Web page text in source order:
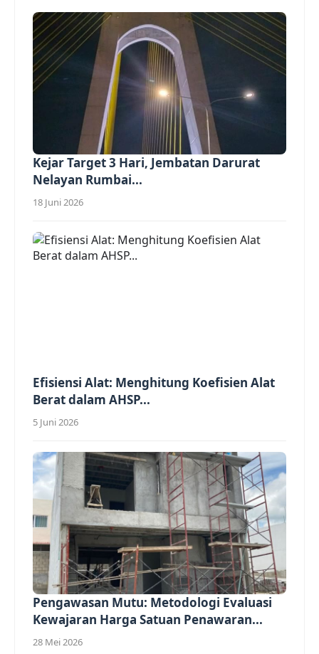
Kejar Target 3 Hari, Jembatan Darurat
Nelayan Rumbai...
18 Juni 2026
Efisiensi Alat: Menghitung Koefisien Alat
Berat dalam AHSP...
5 Juni 2026
Pengawasan Mutu: Metodologi Evaluasi
Kewajaran Harga Satuan Penawaran...
28 Mei 2026